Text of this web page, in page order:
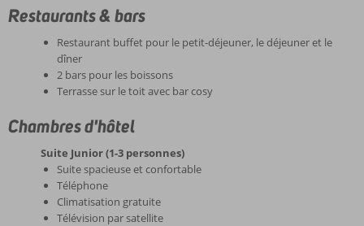
Restaurants & bars
Restaurant buffet pour le petit-déjeuner, le déjeuner et le
dîner
2 bars pour les boissons
Terrasse sur le toit avec bar cosy
Chambres d'hôtel
Suite Junior (1-3 personnes)
Suite spacieuse et confortable
Téléphone
Climatisation gratuite
Télévision par satellite